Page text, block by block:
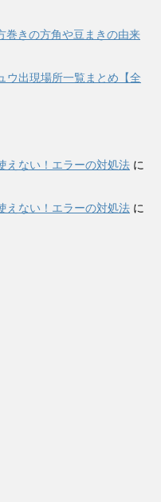
巻きの方角や豆まきの由来
ウ出現場所一覧まとめ【全
えない！エラーの対処法 に
えない！エラーの対処法 に